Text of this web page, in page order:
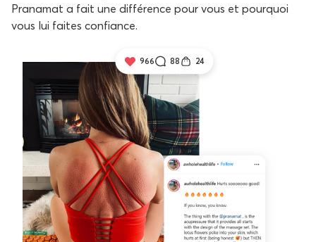
966 88 24
Pranamat a fait une différence pour vous et pourquoi
vous lui faites confiance.